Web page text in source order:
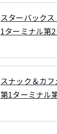
スターバック
1ターミナル第
スナック＆カ
第1ターミナル